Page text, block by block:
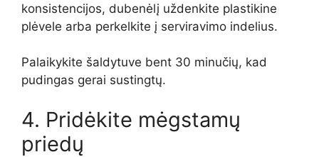
konsistencijos, dubenėlį uždenkite plastikine
plėvele arba perkelkite į serviravimo indelius.
Palaikykite šaldytuve bent 30 minučių, kad
pudingas gerai sustingtų.
4. Pridėkite mėgstamų
priedų